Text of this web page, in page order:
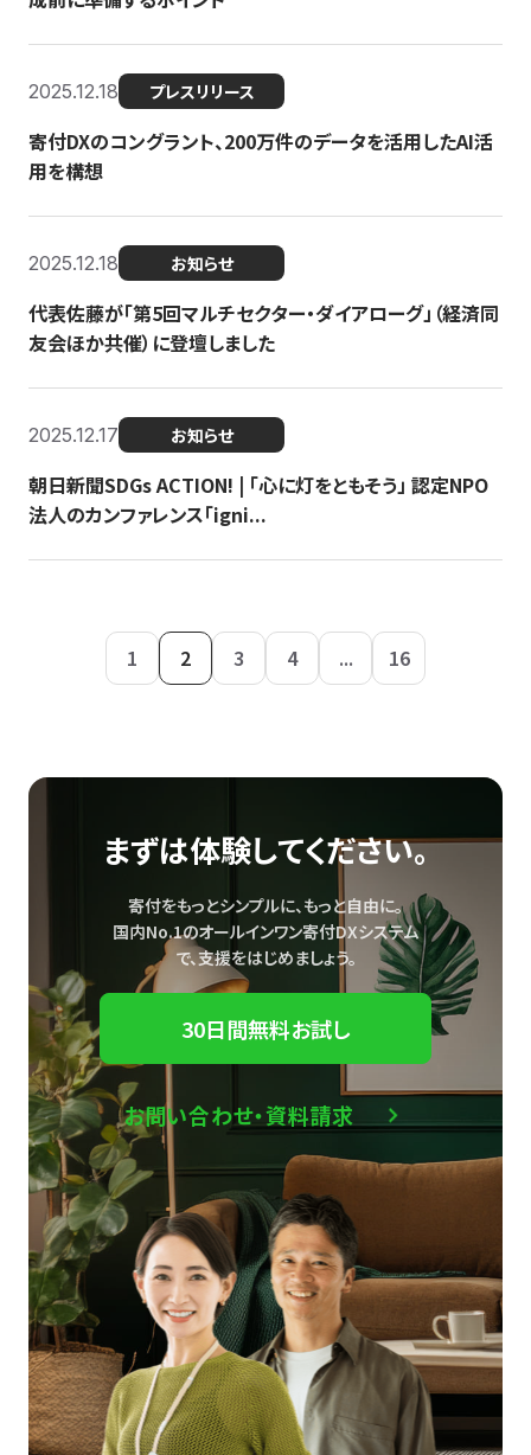
2025.12.18 プレスリリース
寄付DXのコングラント、200万件のデータを活用したAI活
用を構想
2025.12.18 お知らせ
代表佐藤が「第5回マルチセクター・ダイアローグ」（経済同
友会ほか共催）に登壇しました
2025.12.17 お知らせ
朝日新聞SDGs ACTION! | 「心に灯をともそう」 認定NPO
法人のカンファレンス「igni...
1 2 3 4 ... 16
まずは体験してください。
寄付をもっとシンプルに、もっと自由に。
国内No.1のオールインワン寄付DXシステム
で、支援をはじめましょう。
30日間無料お試し
お問い合わせ・資料請求